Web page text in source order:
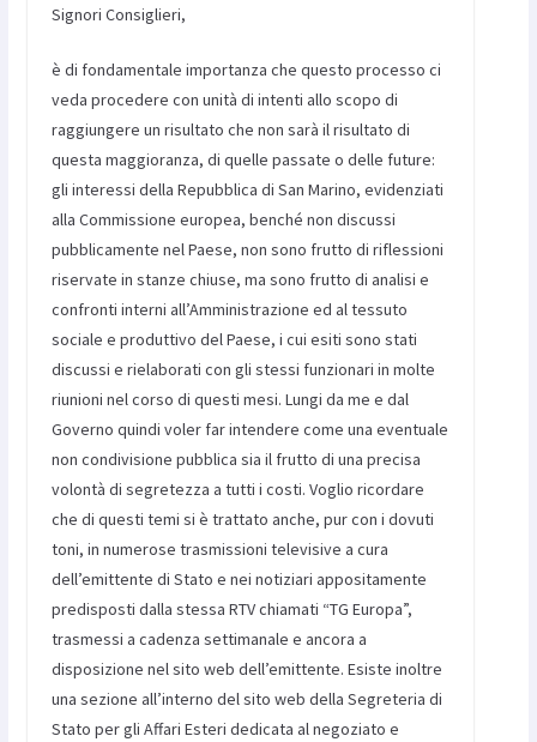
Signori Consiglieri,
è di fondamentale importanza che questo processo ci
veda procedere con unità di intenti allo scopo di
raggiungere un risultato che non sarà il risultato di
questa maggioranza, di quelle passate o delle future:
gli interessi della Repubblica di San Marino, evidenziati
alla Commissione europea, benché non discussi
pubblicamente nel Paese, non sono frutto di riflessioni
riservate in stanze chiuse, ma sono frutto di analisi e
confronti interni all’Amministrazione ed al tessuto
sociale e produttivo del Paese, i cui esiti sono stati
discussi e rielaborati con gli stessi funzionari in molte
riunioni nel corso di questi mesi. Lungi da me e dal
Governo quindi voler far intendere come una eventuale
non condivisione pubblica sia il frutto di una precisa
volontà di segretezza a tutti i costi. Voglio ricordare
che di questi temi si è trattato anche, pur con i dovuti
toni, in numerose trasmissioni televisive a cura
dell’emittente di Stato e nei notiziari appositamente
predisposti dalla stessa RTV chiamati “TG Europa”,
trasmessi a cadenza settimanale e ancora a
disposizione nel sito web dell’emittente. Esiste inoltre
una sezione all’interno del sito web della Segreteria di
Stato per gli Affari Esteri dedicata al negoziato e